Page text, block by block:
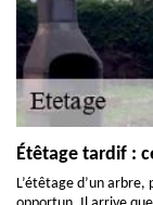
Étêtage tardif :
L’étêtage d’un